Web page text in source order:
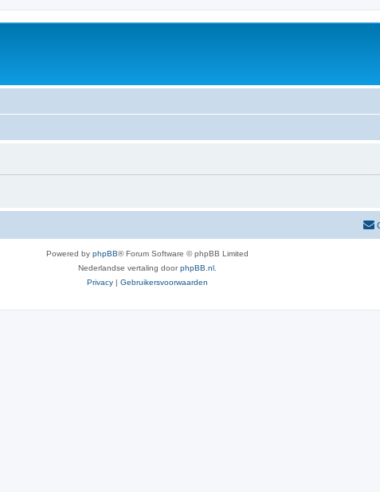
Powered by phpBB® Forum Software © phpBB Limited
Nederlandse vertaling doorphpBB.nl
Privacy | Gebruikersvoorwaarden